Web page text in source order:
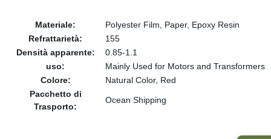
Materiale:
Polyester Film, Paper, Epoxy Resin
Refrattarietà:
155
Densità apparente:
0.85-1.1
uso:
Mainly Used for Motors and Transformers
Colore:
Natural Color, Red
Pacchetto di
Trasporto:
Ocean Shipping